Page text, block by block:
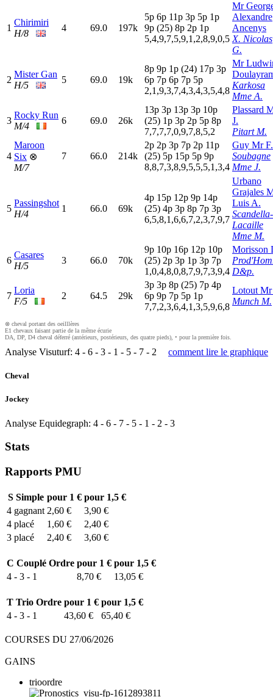
1
Chirimiri
H/8
4 69.0 197k
5p 6p 11p 3p 5p 1p
9p (25) 8p 2p 1p
5,4,9,7,5,9,1,2,8,9,0,5
Mr
Alexandre
Ancenys
X. Nicolas
G.
2
Mister Gan
H/5
5 69.0 19k
8p 9p 1p (24) 17p 3p
6p 7p 6p 7p 5p
2,1,9,3,7,4,3,4,3,5,4,8
Mr
Karkosa
Mme A.
3
Rocky Run
M/4
6 69.0 26k
13p 3p 13p 3p 10p
(25) 1p 3p 2p 5p 8p
7,7,7,7,0,9,7,8,5,2
Plassard
J.
Pitart M.
4
Maroon
Six ⊗
M/7
7 66.0 214k
2p 2p 3p 7p 2p 11p
(25) 5p 15p 5p 9p
8,8,7,3,8,9,5,5,5,1,3,4
Guy Mr F.
Soubagne
Mme J.
5
Passingshot
H/4
1 66.0 69k
4p 15p 12p 9p 14p
(25) 4p 3p 8p 7p 3p
6,5,8,1,6,6,7,2,3,7,9,7
Urbano
Grajales
Luis A.
Scandella-
Lacaille
Mme M.
6
Casares
H/5
3 66.0 70k
9p 10p 16p 12p 10p
(25) 2p 3p 1p 3p 7p
1,0,4,8,0,8,7,9,7,3,9,4
Morisson
D&p.
7
Loria
F/5
2 64.5 29k
3p 3p 8p (25) 7p 4p
6p 9p 7p 5p 1p
7,7,2,3,6,4,1,3,5,9,6,8
Lotout
Munch M.
⊗ cheval portant des oeilllères
E1 chevaux faisant partie de la même écurie
DA, DP, D4 cheval déferré (antérieurs, postérieurs, des quatre pieds), • pour la première fois.
Analyse Visuturf: 4 - 6 - 3 - 1 - 5 - 7 - 2 comment lire le graphique
Cheval
Jockey
Analyse Equidegraph: 4 - 6 - 7 - 5 - 1 - 2 - 3
Stats
Rapports PMU
SSimple pour 1 € pour 1,5 €
4 gagnant 2,60 €
3,90 €
4 placé 1,60 €
2,40 €
3 placé 2,40 € 3,60 €
C Couplé Ordre pour 1 € pour 1,5 €
4 - 3 - 1
8,70 € 13,05 €
T Trio Ordre pour 1 € pour 1,5 €
4 - 3 - 1
43,60 € 65,40 €
COURSES DU 27/06/2026
GAINS
trioordre